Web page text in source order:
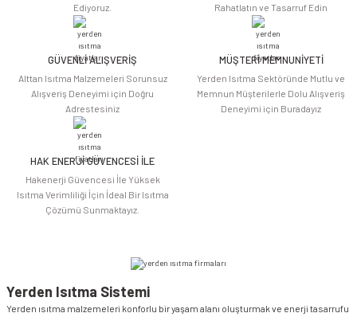
Ediyoruz.
Rahatlatın ve Tasarruf Edin
GÜVENLİ ALIŞVERİŞ
Alttan Isıtma Malzemeleri Sorunsuz
Alışveriş Deneyimi için Doğru
Adrestesiniz
MÜŞTERİ MEMNUNİYETİ
Yerden Isıtma Sektöründe Mutlu ve
Memnun Müşterilerle Dolu Alışveriş
Deneyimi için Buradayız
HAK ENERJİ GÜVENCESİ İLE
Hakenerji Güvencesi İle Yüksek
Isıtma Verimliliği İçin İdeal Bir Isıtma
Çözümü Sunmaktayız.
Yerden Isıtma Sistemi
Yerden ısıtma malzemeleri konforlu bir yaşam alanı oluşturmak ve enerji tasarrufu